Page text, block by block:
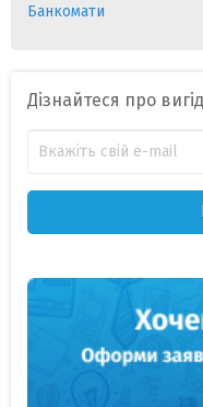
Банкомати
Дізнайтеся про